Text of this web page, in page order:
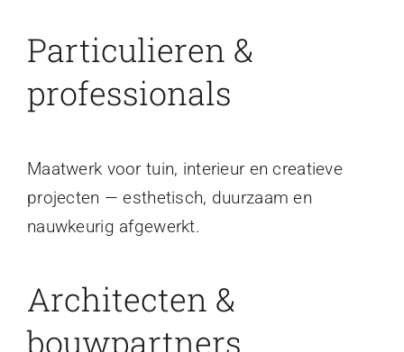
Particulieren &
professionals
Maatwerk voor tuin, interieur en creatieve
projecten — esthetisch, duurzaam en
nauwkeurig afgewerkt.
Architecten &
bouwpartners